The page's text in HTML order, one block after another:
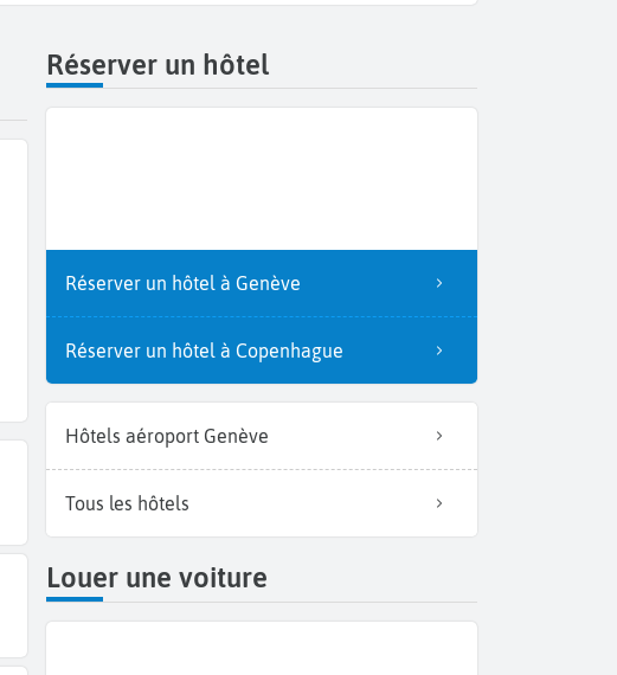
Réserver un hôtel
Réserver un hôtel à Genève
Réserver un hôtel à Copenhague
Hôtels aéroport Genève
Tous les hôtels
Louer une voiture